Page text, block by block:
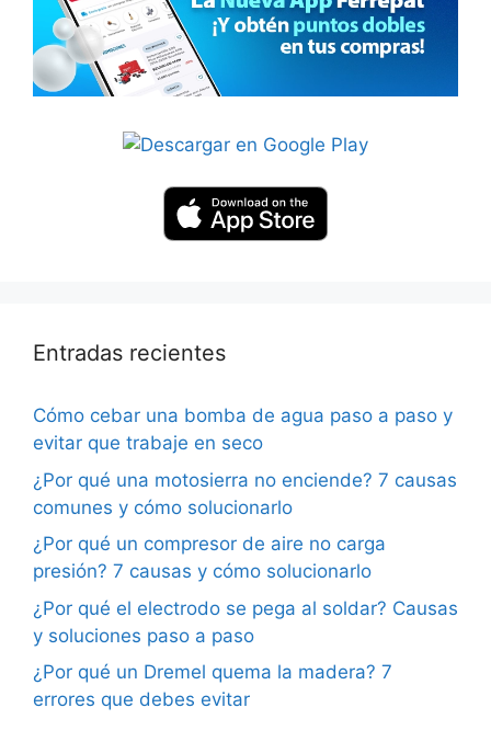
Entradas recientes
Cómo cebar una bomba de agua paso a paso y
evitar que trabaje en seco
¿Por qué una motosierra no enciende? 7 causas
comunes y cómo solucionarlo
¿Por qué un compresor de aire no carga
presión? 7 causas y cómo solucionarlo
¿Por qué el electrodo se pega al soldar? Causas
y soluciones paso a paso
¿Por qué un Dremel quema la madera? 7
errores que debes evitar